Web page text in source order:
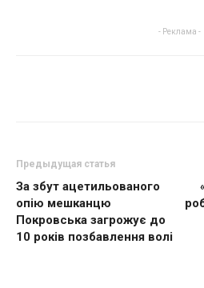
- Реклама -
Предыдущая статья
За збут ацетильованого
опію мешканцю
Покровська загрожує до
10 років позбавлення волі